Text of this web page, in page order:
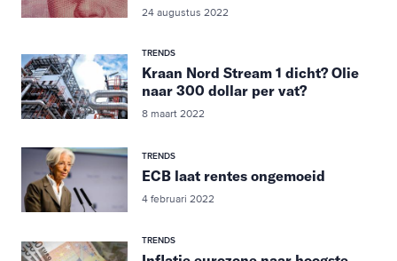
24 augustus 2022
TRENDS
Kraan Nord Stream 1 dicht? Olie
naar 300 dollar per vat?
8 maart 2022
TRENDS
ECB laat rentes ongemoeid
4 februari 2022
TRENDS